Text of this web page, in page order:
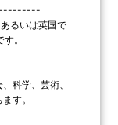
るいは英国で
。
科学、芸術、
す。